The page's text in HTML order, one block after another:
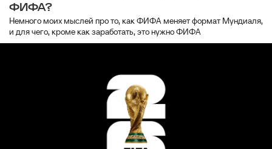
ФИФА?
Немного моих мыслей про то, как ФИФА меняет формат Мундиаля,
и для чего, кроме как заработать, это нужно ФИФА